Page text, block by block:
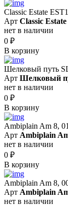
Classic Estate
Арт Classic
нет в наличии
0 ₽
В корзину
Шелковый путь
Арт Шелковый
нет в наличии
0 ₽
В корзину
Ambiplain Am 8,
Арт Ambiplain
нет в наличии
0 ₽
В корзину
Ambiplain Am 8,
Арт Ambiplain
нет в наличии